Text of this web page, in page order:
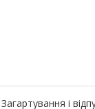
і